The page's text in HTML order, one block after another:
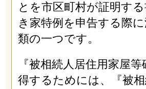
とを市区町村が証明す
き家特例を申告する際
類の一つです。
『被相続人居住用家屋
得するためには、『被